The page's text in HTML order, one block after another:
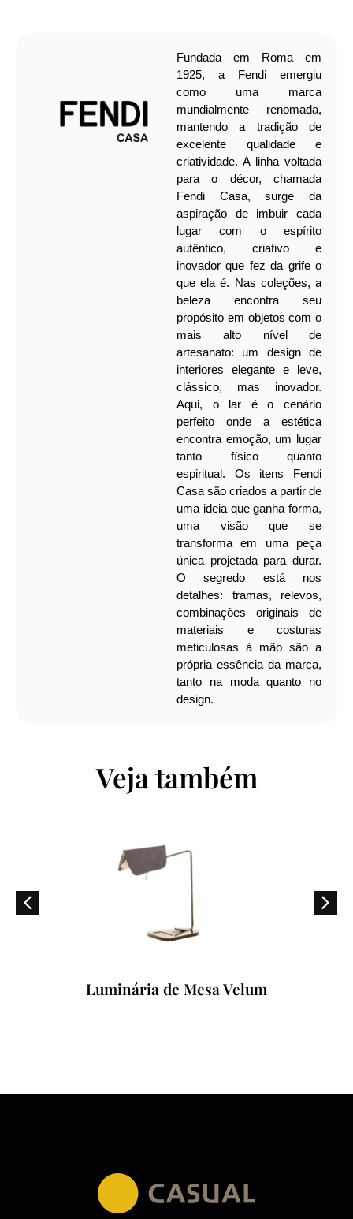
Fundada em Roma em
1925, a Fendi emergiu
como uma marca
mundialmente renomada,
mantendo a tradição de
excelente qualidade e
criatividade. A linha voltada
para o décor, chamada
Fendi Casa, surge da
aspiração de imbuir cada
lugar com o espírito
autêntico, criativo e
inovador que fez da grife o
que ela é. Nas coleções, a
beleza encontra seu
propósito em objetos com o
mais alto nível de
artesanato: um design de
interiores elegante e leve,
clássico, mas inovador.
Aqui, o lar é o cenário
perfeito onde a estética
encontra emoção, um lugar
tanto físico quanto
espiritual.
Os itens Fendi
Casa são criados a partir de
uma ideia que ganha forma,
uma visão que se
transforma em uma peça
única projetada para durar.
O segredo está nos
detalhes: tramas, relevos,
combinações originais de
materiais e costuras
meticulosas à mão são a
própria essência da marca,
tanto na moda quanto no
design.
Veja também
Luminária de Mesa Velum